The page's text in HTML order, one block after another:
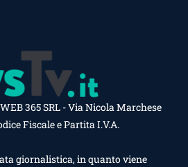
365 SRL - Via Nicola Marchese
Fiscale e Partita I.V.A.
giornalistica, in quanto viene